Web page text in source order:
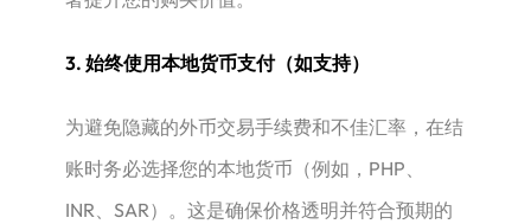
3. 始终使用本地货币支付（如支持）
为避免隐藏的外币交易手续费和不佳汇率，在结
账时务必选择您的本地货币（例如，PHP、
INR、SAR）。这是确保价格透明并符合预期的